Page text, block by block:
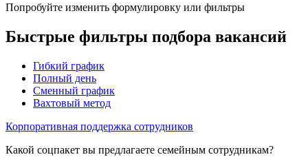
Попробуйте изменить формулировку или фильтры
Быстрые фильтры подбора вакансий
Гибкий график
Полный день
Сменный график
Вахтовый метод
Корпоративная поддержка сотрудников
Какой соцпакет вы предлагаете семейным сотрудникам?